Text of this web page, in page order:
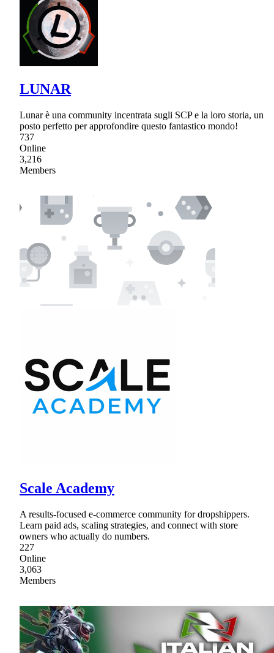
LUNAR
Lunar è una community incentrata sugli SCP e la loro storia, un
posto perfetto per approfondire questo fantastico mondo!
737
Online
3,216
Members
Scale Academy
A results-focused e-commerce community for dropshippers.
Learn paid ads, scaling strategies, and connect with store
owners who actually do numbers.
227
Online
3,063
Members